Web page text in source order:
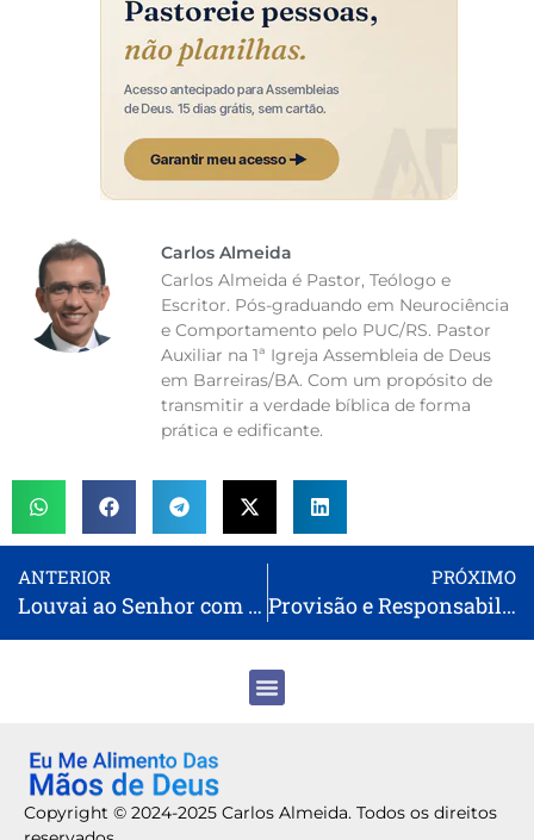
Carlos Almeida
Carlos Almeida é Pastor, Teólogo e
Escritor. Pós-graduando em Neurociência
e Comportamento pelo PUC/RS. Pastor
Auxiliar na 1ª Igreja Assembleia de Deus
em Barreiras/BA. Com um propósito de
transmitir a verdade bíblica de forma
prática e edificante.
ANTERIOR
Louvai ao Senhor com Alegria e Gratidão
PRÓXIMO
Provisão e Responsabilidade: Cuidando dos Nossos Entes Queridos
Copyright © 2024-2025 Carlos Almeida. Todos os direitos